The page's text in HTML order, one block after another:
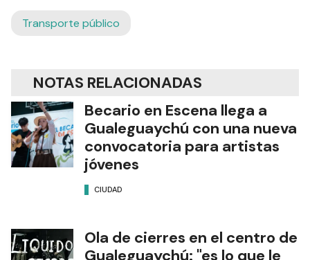
Transporte público
NOTAS RELACIONADAS
Becario en Escena llega a
Gualeguaychú con una nueva
convocatoria para artistas
jóvenes
CIUDAD
Ola de cierres en el centro de
Gualeguaychú: "es lo que le